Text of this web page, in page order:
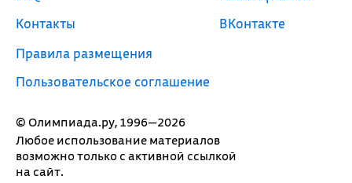
© Олимпиада.ру, 1996—2026
Любое использование материалов
возможно только с активной ссылкой
на сайт.
Контакты
Правила размещения
Пользовательское соглашение
ВКонтакте